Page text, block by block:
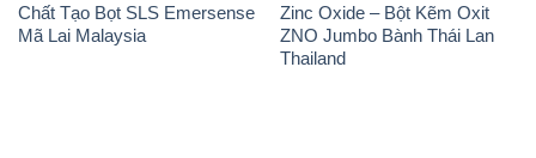
Chất Tạo Bọt SLS Emersense
Mã Lai Malaysia
Zinc Oxide – Bột Kẽm Oxit
ZNO Jumbo Bành Thái Lan
Thailand